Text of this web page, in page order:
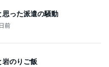
思った派遣の騒動
前
岩のりご飯